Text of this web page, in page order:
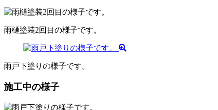
雨樋塗装2回目の様子です。
雨戸下塗りの様子です。
施工中の様子